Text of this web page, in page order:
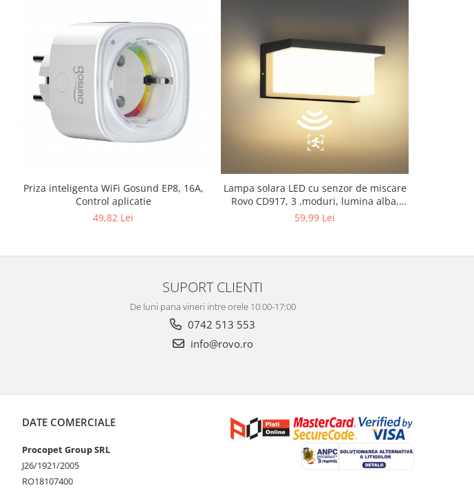
Priza inteligenta WiFi Gosund EP8, 16A,
Control aplicatie
49,82 Lei
Lampa solara LED cu senzor de miscare
Rovo CD917, 3 ,moduri, lumina alba,
IP65
59,99 Lei
SUPORT CLIENTI
De luni pana vineri intre orele 10:00-17:00
0742 513 553
info@rovo.ro
DATE COMERCIALE
Procopet Group SRL
J26/1921/2005
RO18107400